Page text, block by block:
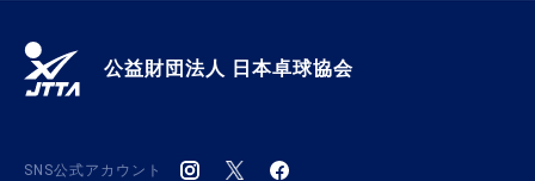
公益財団法人 日本卓球協会
SNS公式アカウント